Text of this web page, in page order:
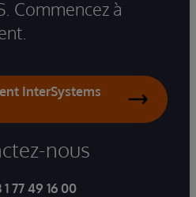
Commencez à
InterSystems
nous
1 77 49 16 00